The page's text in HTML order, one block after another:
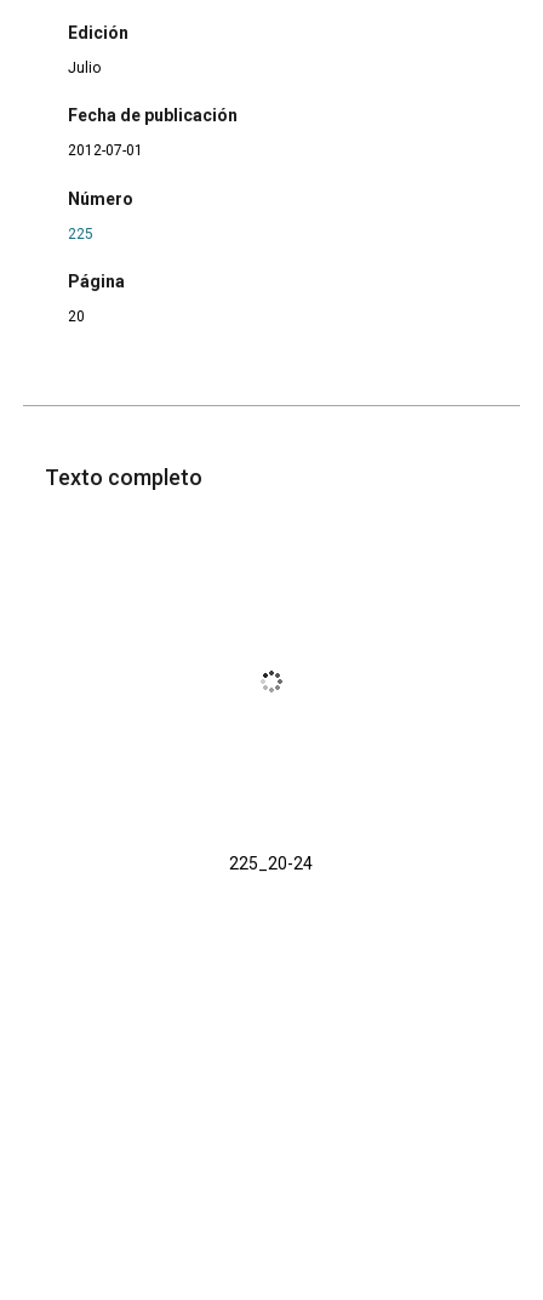
Edición
Julio
Fecha de publicación
2012-07-01
Número
225
Página
20
Texto completo
225_20-24